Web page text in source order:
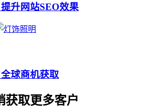
升网站SEO效果
球商机获取
获取更多客户